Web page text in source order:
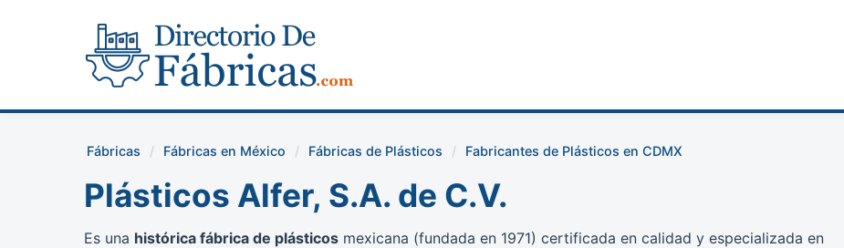
Fábricas Fábricas en México Fábricas de Plásticos Fabricantes de Plásticos en CDMX
Plásticos Alfer, S.A. de C.V.
Es una histórica fábrica de plásticos mexicana (fundada en 1971) certificada en calidad y especializada en